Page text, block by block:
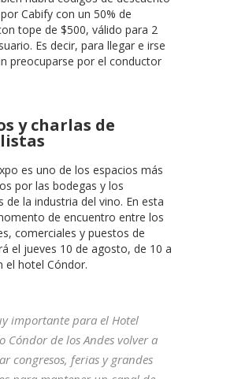
Cabify con un 50% de
tope de $500, válido para 2
Es decir, para llegar e irse
preocuparse por el conductor
y charlas de
es uno de los espacios más
por las bodegas y los
de la industria del vino. En esta
de encuentro entre los
comerciales y puestos de
el jueves 10 de agosto, de 10 a
el hotel Cóndor.
importante para el Hotel
Cóndor de los Andes volver a
congresos, ferias y grandes